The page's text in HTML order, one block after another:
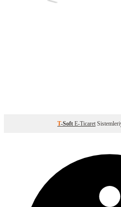
T-Soft E-Ticaret